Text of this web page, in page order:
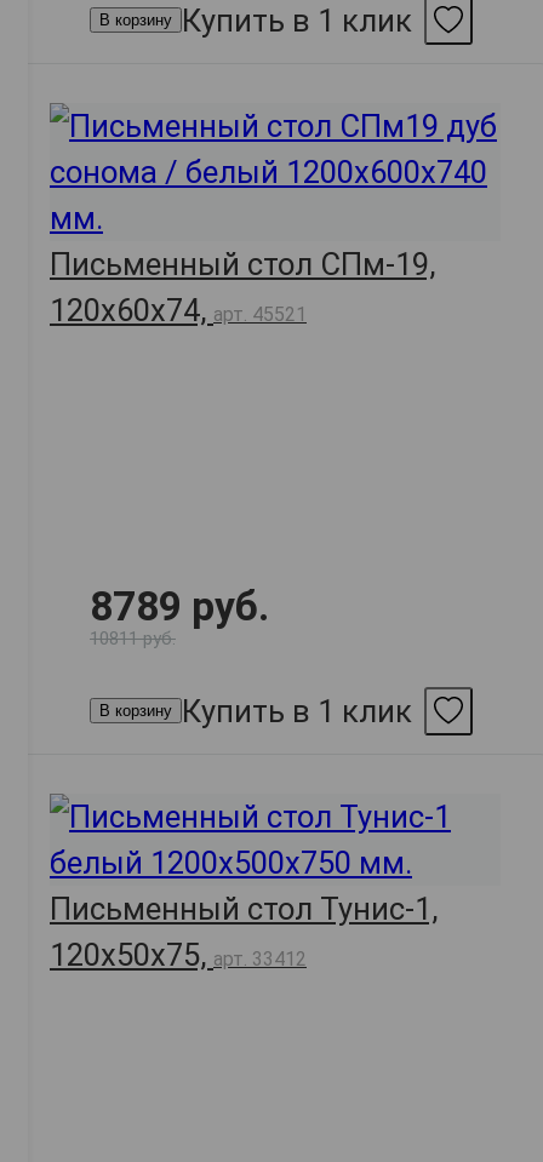
В корзину Купить в 1 клик
Письменный стол СПм-19,
120х60х74, арт. 45521
8789 руб.
10811 руб.
В корзину Купить в 1 клик
Письменный стол Тунис-1,
120х50х75, арт. 33412